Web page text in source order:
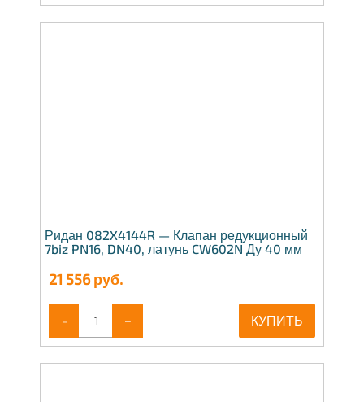
Ридан 082X4144R — Клапан редукционный
7biz PN16, DN40, латунь CW602N Ду 40 мм
21 556руб.
- + КУПИТЬ